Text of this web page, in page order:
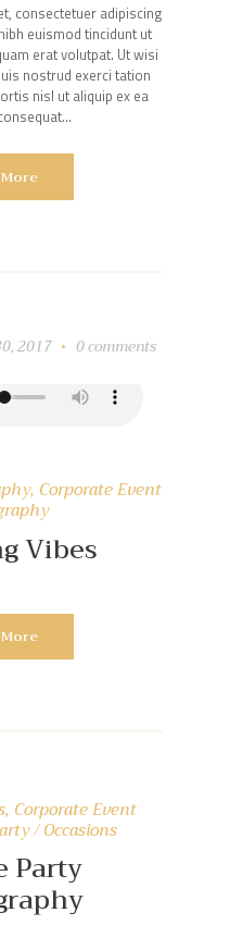
consectetuer adipiscing
euismod tincidunt ut
erat volutpat. Ut wisi
nostrud exerci tation
nisl ut aliquip ex ea
2017 0comments
, Corporate Event
Vibes
, Corporate Event
/ Occasions
Party